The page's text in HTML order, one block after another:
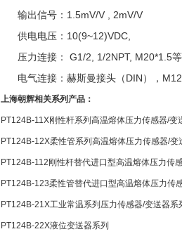
输出信号：1.5mV/V , 2mV/V
供电电压：10(9~12)VDC,
压力连接： G1/2, 1/2NPT, M20*1.5等
电气连接：赫斯曼接头（DIN），M12
上海朝辉相关系列产品：
PT124B-11X刚性杆系列高温熔体压力传感器/变
PT124B-12X柔性管系列高温熔体压力传感器/变
PT124B-112刚性杆替代进口型高温熔体压力传
PT124B-123柔性管替代进口型高温熔体压力传
PT124B-21X工业常温系列压力传感器/变送器系
PT124B-22X液位变送器系列